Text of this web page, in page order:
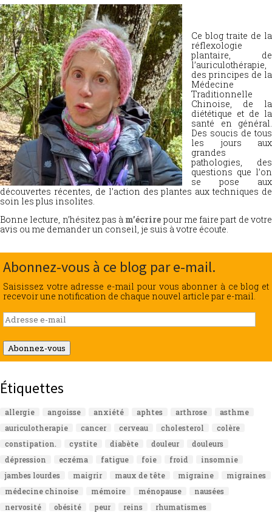
Ce blog traite de la
réflexologie
plantaire, de
l’auriculothérapie,
des principes de la
Médecine
Traditionnelle
Chinoise, de la
diététique et de la
santé en général.
Des soucis de tous
les jours aux
grandes
pathologies, des
questions que l’on
se pose aux
découvertes récentes, de l’action des plantes aux techniques de
soin les plus insolites.
Bonne lecture, n’hésitez pas à m’écrire pour me faire part de votre
avis ou me demander un conseil, je suis à votre écoute.
Abonnez-vous à ce blog par e-mail.
Saisissez votre adresse e-mail pour vous abonner à ce blog et
recevoir une notification de chaque nouvel article par e-mail.
Adresse
e-
mail
Abonnez-vous
Étiquettes
allergie angoisse anxiété aphtes arthrose
asthme
auriculotherapie
cancer cerveau cholesterol
colère
constipation.
cystite diabète douleur
douleurs
dépression
eczéma fatigue foie froid
insomnie
jambes lourdes
maigrir maux de tête migraine
migraines
médecine chinoise
mémoire ménopause
nausées
nervosité
obésité peur reins
rhumatismes